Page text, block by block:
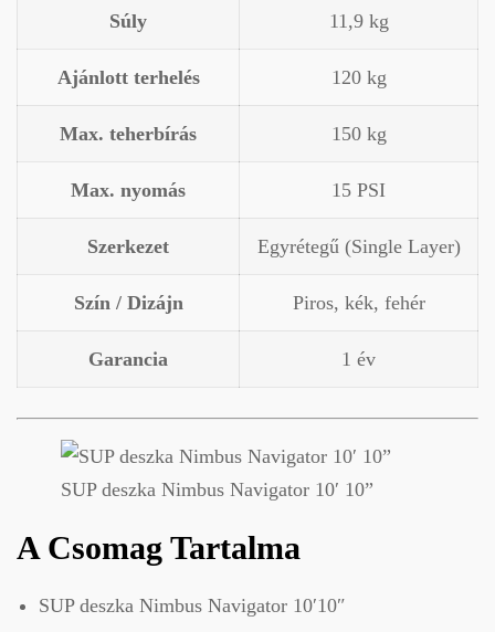
Súly 11,9 kg
Ajánlott terhelés 120 kg
Max. teherbírás 150 kg
Max. nyomás 15 PSI
Szerkezet Egyrétegű (Single Layer)
Szín / Dizájn Piros, kék, fehér
Garancia 1 év
SUP deszka Nimbus Navigator 10′ 10”
A Csomag Tartalma
SUP deszka Nimbus Navigator 10′10″